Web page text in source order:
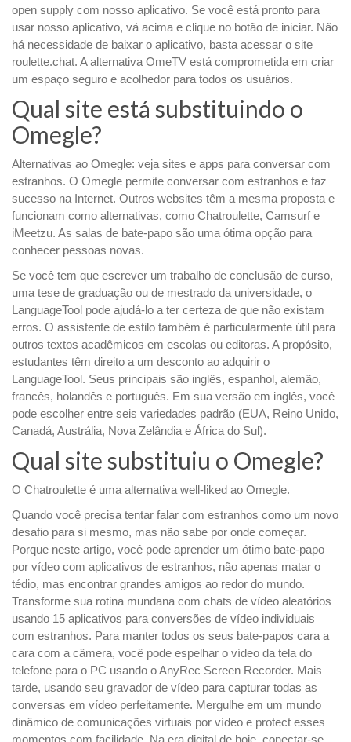
open supply com nosso aplicativo. Se você está pronto para
usar nosso aplicativo, vá acima e clique no botão de iniciar. Não
há necessidade de baixar o aplicativo, basta acessar o site
roulette.chat. A alternativa OmeTV está comprometida em criar
um espaço seguro e acolhedor para todos os usuários.
Qual site está substituindo o
Omegle?
Alternativas ao Omegle: veja sites e apps para conversar com
estranhos. O Omegle permite conversar com estranhos e faz
sucesso na Internet. Outros websites têm a mesma proposta e
funcionam como alternativas, como Chatroulette, Camsurf e
iMeetzu. As salas de bate-papo são uma ótima opção para
conhecer pessoas novas.
Se você tem que escrever um trabalho de conclusão de curso,
uma tese de graduação ou de mestrado da universidade, o
LanguageTool pode ajudá-lo a ter certeza de que não existam
erros. O assistente de estilo também é particularmente útil para
outros textos acadêmicos em escolas ou editoras. A propósito,
estudantes têm direito a um desconto ao adquirir o
LanguageTool. Seus principais são inglês, espanhol, alemão,
francês, holandês e português. Em sua versão em inglês, você
pode escolher entre seis variedades padrão (EUA, Reino Unido,
Canadá, Austrália, Nova Zelândia e África do Sul).
Qual site substituiu o Omegle?
O Chatroulette é uma alternativa well-liked ao Omegle.
Quando você precisa tentar falar com estranhos como um novo
desafio para si mesmo, mas não sabe por onde começar.
Porque neste artigo, você pode aprender um ótimo bate-papo
por vídeo com aplicativos de estranhos, não apenas matar o
tédio, mas encontrar grandes amigos ao redor do mundo.
Transforme sua rotina mundana com chats de vídeo aleatórios
usando 15 aplicativos para conversões de vídeo individuais
com estranhos. Para manter todos os seus bate-papos cara a
cara com a câmera, você pode espelhar o vídeo da tela do
telefone para o PC usando o AnyRec Screen Recorder. Mais
tarde, usando seu gravador de vídeo para capturar todas as
conversas em vídeo perfeitamente. Mergulhe em um mundo
dinâmico de comunicações virtuais por vídeo e protect esses
momentos com facilidade. Na era digital de hoje, conectar-se